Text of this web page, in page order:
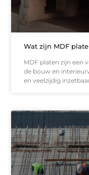
Wat zijn MDF
MDF platen zijn een
de bouw en
en veelzijdig